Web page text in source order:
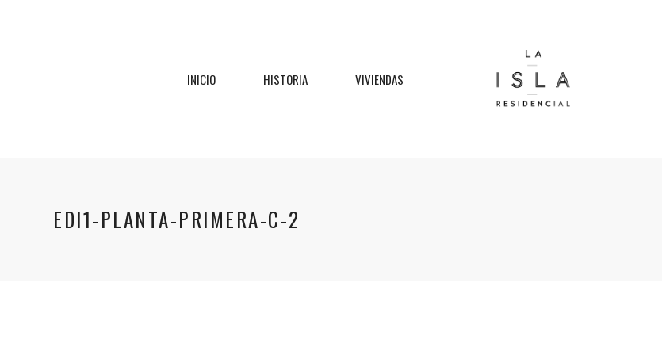
INICIO HISTORIA VIVIENDAS
EDI1-PLANTA-PRIMERA-C-2